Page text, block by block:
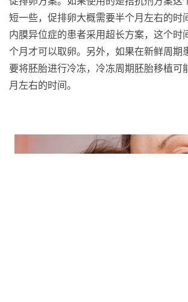
短一些，促排卵大概需要半个月左右的时
内膜异位症的患者采用超长方案，这个时
个月才可以取卵。另外，如果在新鲜周期
要将胚胎进行冷冻，冷冻周期胚胎移植可
月左右的时间。